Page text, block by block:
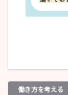
働き方を考える